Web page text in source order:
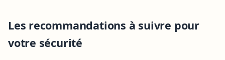
Les recommandations à suivre pour
votre sécurité